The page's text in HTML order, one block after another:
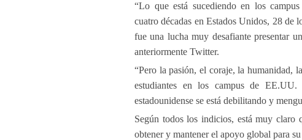
“Lo que está sucediendo en los
cuatro décadas en Estados Unidos, 28 de
fue una lucha muy desafiante presentar
anteriormente Twitter.
“Pero la pasión, el coraje, la humanidad,
estudiantes en los campus de
estadounidense se está debilitando y
Según todos los indicios, está muy claro
obtener y mantener el apoyo global para